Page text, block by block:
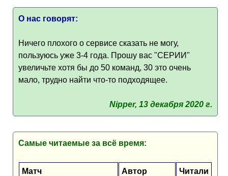
О нас говорят:
Ничего плохого о сервисе сказать не могу,
пользуюсь уже 3-4 года. Прошу вас "СЕРИИ"
увеличьте хотя бы до 50 команд, 30 это очень
мало, трудно найти что-то подходящее.
Nipper, 13 декабря 2020 г.
Самые читаемые за всё время:
Матч Автор Читали